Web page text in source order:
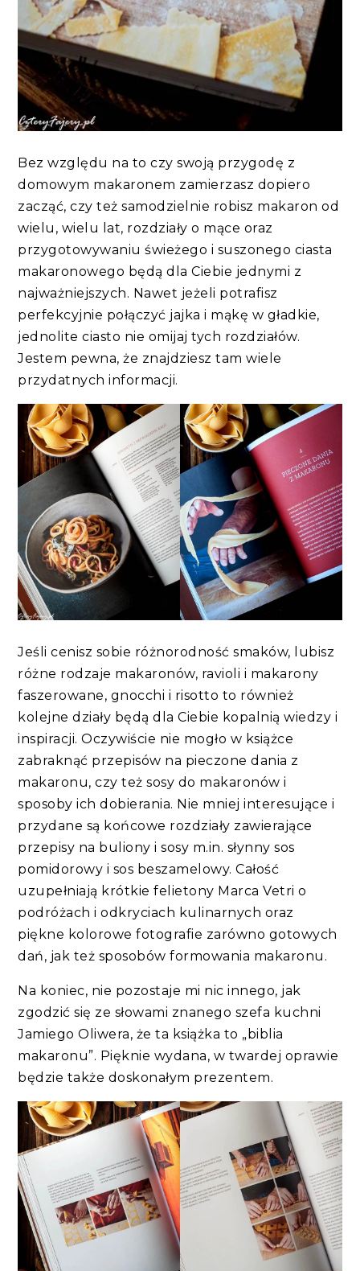
Bez względu na to czy swoją przygodę z
domowym makaronem zamierzasz dopiero
zacząć, czy też samodzielnie robisz makaron od
wielu, wielu lat, rozdziały o mące oraz
przygotowywaniu świeżego i suszonego ciasta
makaronowego będą dla Ciebie jednymi z
najważniejszych. Nawet jeżeli potrafisz
perfekcyjnie połączyć jajka i mąkę w gładkie,
jednolite ciasto nie omijaj tych rozdziałów.
Jestem pewna, że znajdziesz tam wiele
przydatnych informacji.
Jeśli cenisz sobie różnorodność smaków, lubisz
różne rodzaje makaronów, ravioli i makarony
faszerowane, gnocchi i risotto to również
kolejne działy będą dla Ciebie kopalnią wiedzy i
inspiracji. Oczywiście nie mogło w książce
zabraknąć przepisów na pieczone dania z
makaronu, czy też sosy do makaronów i
sposoby ich dobierania. Nie mniej interesujące i
przydane są końcowe rozdziały zawierające
przepisy na buliony i sosy m.in. słynny sos
pomidorowy i sos beszamelowy. Całość
uzupełniają krótkie felietony Marca Vetri o
podróżach i odkryciach kulinarnych oraz
piękne kolorowe fotografie zarówno gotowych
dań, jak też sposobów formowania makaronu.
Na koniec, nie pozostaje mi nic innego, jak
zgodzić się ze słowami znanego szefa kuchni
Jamiego Oliwera, że ta książka to „biblia
makaronu”. Pięknie wydana, w twardej oprawie
będzie także doskonałym prezentem.